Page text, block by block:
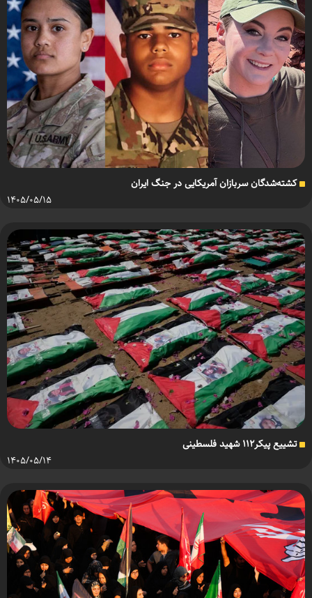
کشته‌شدگان سربازان آمریکایی در جنگ ایران
۱۴۰۵/۰۵/۱۵
تشییع پیکر۱۱۲ شهید فلسطینی
۱۴۰۵/۰۵/۱۴